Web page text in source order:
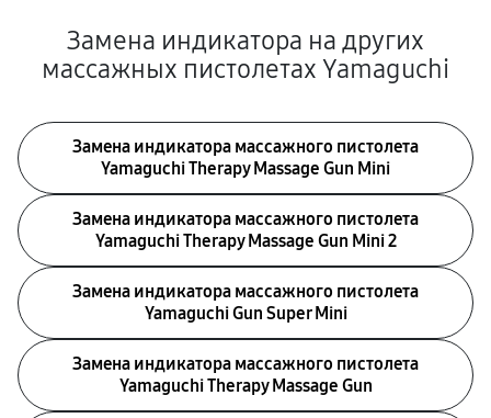
Замена индикатора на других
массажных пистолетах Yamaguchi
Замена индикатора массажного пистолета
Yamaguchi Therapy Massage Gun Mini
Замена индикатора массажного пистолета
Yamaguchi Therapy Massage Gun Mini 2
Замена индикатора массажного пистолета
Yamaguchi Gun Super Mini
Замена индикатора массажного пистолета
Yamaguchi Therapy Massage Gun